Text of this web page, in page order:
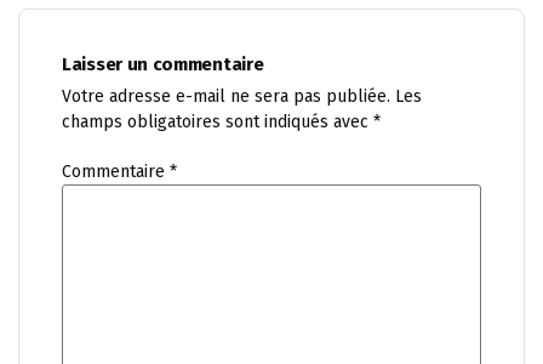
Laisser un commentaire
Votre adresse e-mail ne sera pas publiée. Les
champs obligatoires sont indiqués avec *
Commentaire *